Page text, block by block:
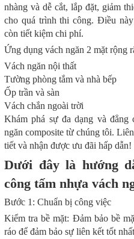
nhàng và dễ cắt, lắp đặt, giảm
cho quá trình thi công. Điều
còn tiết kiệm chi phí.
Ứng dụng vách ngăn 2 mặt rộng
Vách ngăn nội thất
Tường phòng tắm và nhà bếp
Ốp trần và sàn
Vách chắn ngoài trời
Khám phá sự đa dạng và đẳng
ngăn composite từ chúng tôi.
tiết và nhận được ưu đãi hấp dẫn!
Dưới đây là hướng
công tấm nhựa vách
Bước 1: Chuẩn bị công việc
Kiểm tra bề mặt: Đảm bảo bề
ráo để đảm bảo sự liên kết tốt